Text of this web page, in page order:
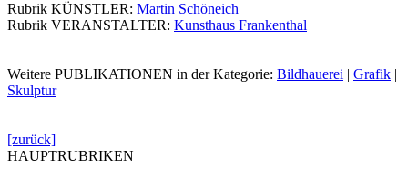
Rubrik KÜNSTLER: Martin Schöneich
Rubrik VERANSTALTER: Kunsthaus Frankenthal
Weitere PUBLIKATIONEN in der Kategorie: Bildhauerei | Grafik |
Skulptur
[zurück]
HAUPTRUBRIKEN